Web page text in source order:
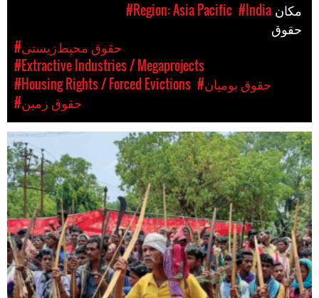
#Region: Asia Pacific #India
#حقوق محیط‌زیستی
#Extractive Industries / Megaprojects
#Housing Rights / Forced Evictions
#حقوق بومیان
#حقوق زمین